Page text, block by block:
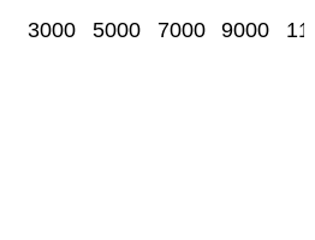
3000 5000 7000 9000